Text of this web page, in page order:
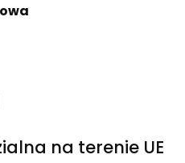
na terenie UE